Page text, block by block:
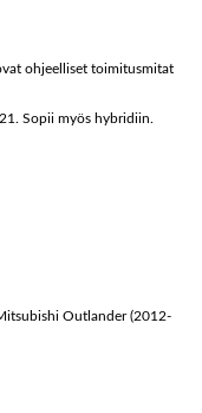
ohjeelliset toimitusmitat
Sopii myös hybridiin.
Outlander (2012-